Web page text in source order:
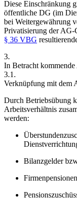
Diese Einschränkung
öffentliche DG (im
bei Weitergewährung
Privatisierung der AG-
§ 36 VBG
3.
In Betracht
3.1.
Verknüpfung mit dem
Durch Betriebsübung
Arbeitsverhältnis
werden:
Bilanzgelder